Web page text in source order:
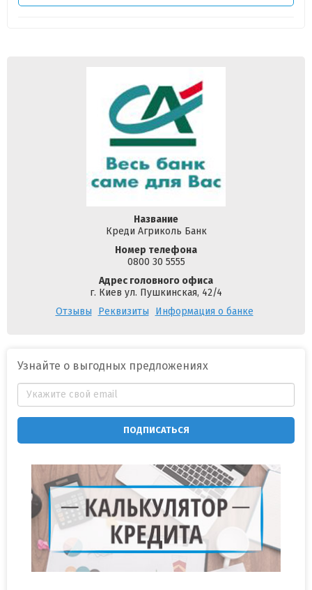
Название
Креди Агриколь Банк
Номер телефона
0800 30 5555
Адрес головного офиса
г. Киев ул. Пушкинская, 42/4
Отзывы
Реквизиты Информация о банке
Узнайте о выгодных предложениях
ПОДПИСАТЬСЯ